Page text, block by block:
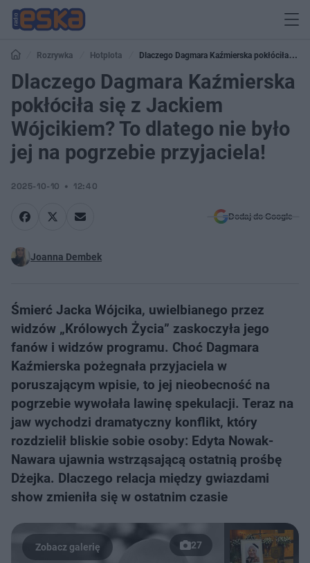
Rozrywka Hotplota
Dlaczego Dagmara Kaźmierska pokłóciła się z
Jackiem Wójcikiem? To dlatego nie było jej na pogrzebie przyjaciela!
Dlaczego Dagmara Kaźmierska
pokłóciła się z Jackiem
Wójcikiem? To dlatego nie było
jej na pogrzebie przyjaciela!
2025-10-10 12:40
Dodaj do Google
Joanna Dembek
Śmierć Jacka Wójcika, uwielbianego przez
widzów „Królowych Życia” zaskoczyła jego
fanów i widzów programu. Choć Dagmara
Kaźmierska pożegnała przyjaciela w
poruszającym wpisie, to jej nieobecność na
pogrzebie wywołała lawinę spekulacji. Teraz na
jaw wychodzi dramatyczny konflikt, który
rozdzielił bliskie sobie osoby: Edyta Nowak-
Nawara ujawnia wstrząsającą ostatnią prośbę
Dżejka. Dlaczego relacja między gwiazdami
show zmieniła się w ostatnim czasie
27